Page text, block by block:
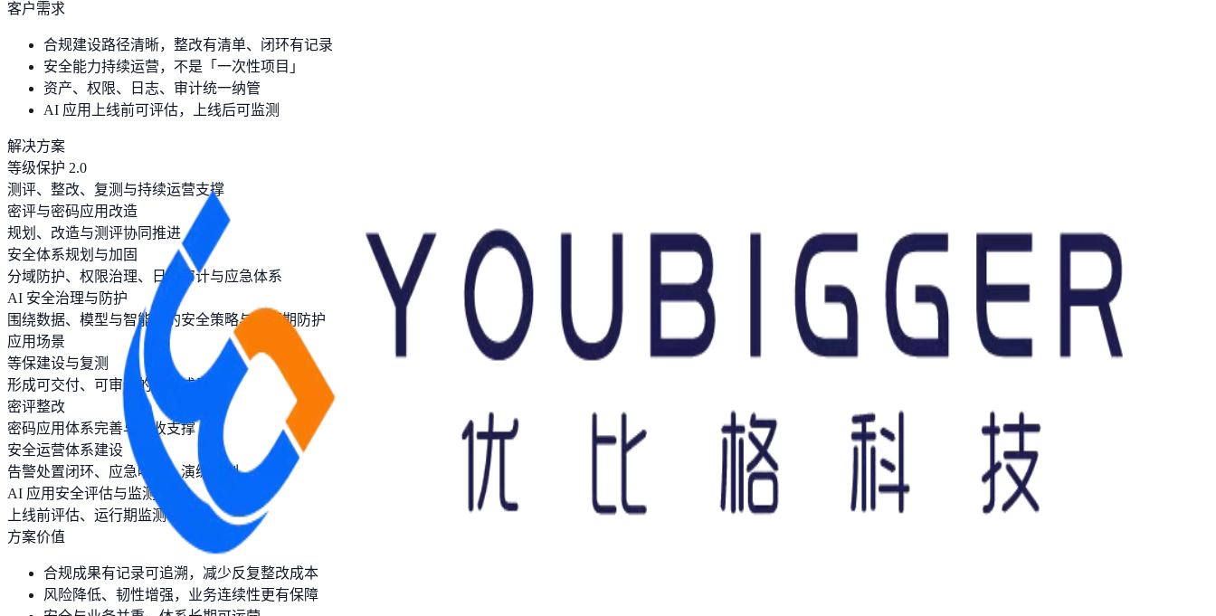
客户需求
合规建设路径清晰，整改有清单、闭环有记录
安全能力持续运营，不是「一次性项目」
资产、权限、日志、审计统一纳管
AI 应用上线前可评估，上线后可监测
解决方案
等级保护 2.0
测评、整改、复测与持续运营支撑
密评与密码应用改造
规划、改造与测评协同推进
安全体系规划与加固
分域防护、权限治理、日志审计与应急体系
AI 安全治理与防护
围绕数据、模型与智能体的安全策略与运行期防护
应用场景
等保建设与复测
形成可交付、可审计的合规成果
密评整改
密码应用体系完善与验收支撑
安全运营体系建设
告警处置闭环、应急响应、演练机制
AI 应用安全评估与监测
上线前评估、运行期监测与治理
方案价值
合规成果有记录可追溯，减少反复整改成本
风险降低、韧性增强，业务连续性更有保障